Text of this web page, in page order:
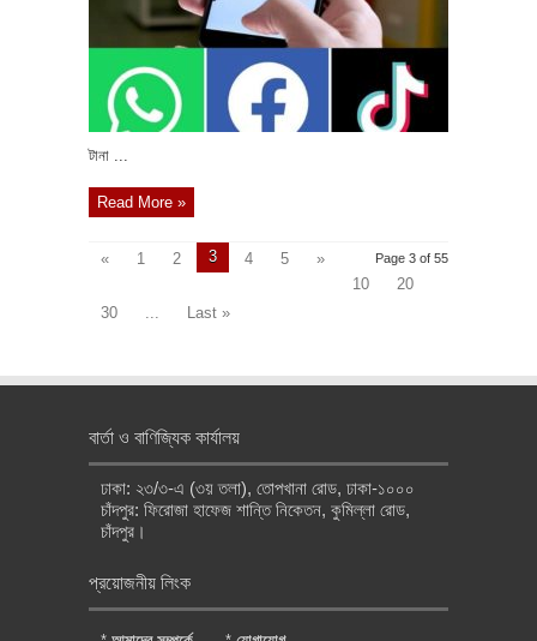
টানা ...
Read More »
Page 3 of 55
« 1 2 3 4 5
»
10
20
30
Last »
বার্তা ও বাণিজ্যিক কার্যালয়
ঢাকা: ২৩/৩-এ (৩য় তলা), তোপখানা রোড, ঢাকা-১০০০
চাঁদপুর: ফিরোজা হাফেজ শান্তি নিকেতন, কুমিল্লা রোড,
চাঁদপুর।
প্রয়োজনীয় লিংক